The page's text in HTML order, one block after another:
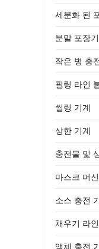
세분화 된
분말 포장기
작은 병 충
필링 라인
씰링 기계
상한 기계
충전물 및
마스크 머신
소스 충전
채우기 라인
액체 충전